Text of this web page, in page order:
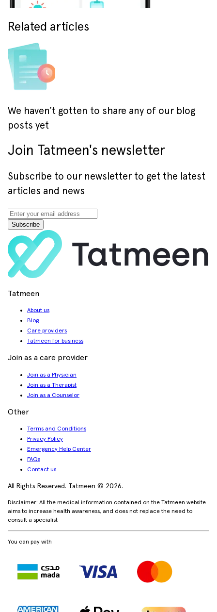
Related articles
We haven’t gotten to share any of our blog
posts yet
Join Tatmeen's newsletter
Subscribe to our newsletter to get the latest
articles and news
Subscribe
Tatmeen
About us
Blog
Care providers
Tatmeen for business
Join as a care provider
Join as a Physician
Join as a Therapist
Join as a Counselor
Other
Terms and Conditions
Privacy Policy
Emergency Help Center
FAQs
Contact us
All Rights Reserved. Tatmeen © 2026.
Disclaimer: All the medical information contained on the Tatmeen website
aims to increase health awareness, and does not replace the need to
consult a specialist
You can pay with